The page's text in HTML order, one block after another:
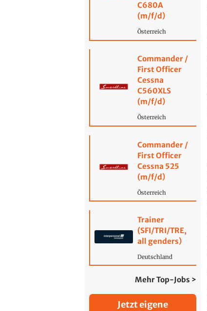
C680A
(m/f/d)
Österreich
Commander /
First Officer
Cessna
C560XLS
(m/f/d)
Österreich
Commander /
First Officer
Cessna 525
(m/f/d)
Österreich
Trainer
(SFI/TRI/TRE,
all genders)
Deutschland
Mehr Top-Jobs >
Jetzt eigene